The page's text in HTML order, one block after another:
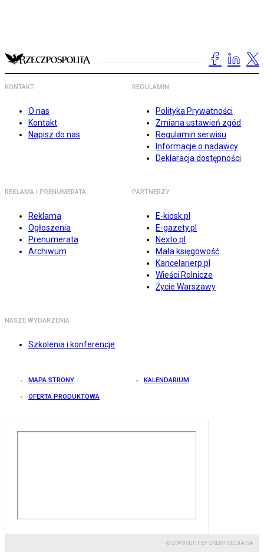
KONTAKT
O nas
Kontakt
Napisz do nas
REGULAMIN
Polityka Prywatności
Zmiana ustawień zgód
Regulamin serwisu
Informacje o nadawcy
Deklaracja dostępności
REKLAMA I PRENUMERATA
Reklama
Ogłoszenia
Prenumerata
Archiwum
PARTNERZY
E-kiosk.pl
E-gazety.pl
Nexto.pl
Mała księgowość
Kancelarierp.pl
Wieści Rolnicze
Życie Warszawy
NASZE WYDARZENIA
Szkolenia i konferencje
MAPA STRONY KALENDARIUM
OFERTA PRODUKTOWA
© COPYRIGHT BY GREMI MEDIA SA